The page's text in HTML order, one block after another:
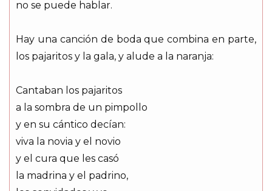
no se puede hablar.
Hay una canción de boda que combina en parte,
los pajaritos y la gala, y alude a la naranja:
Cantaban los pajaritos
a la sombra de un pimpollo
y en su cántico decían:
viva la novia y el novio
y el cura que les casó
la madrina y el padrino,